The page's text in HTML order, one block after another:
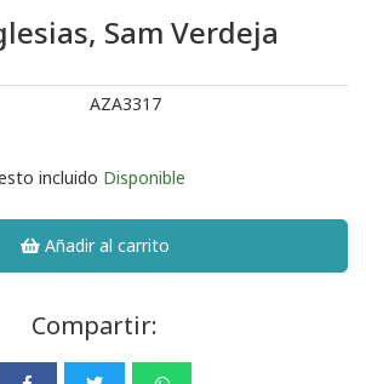
Sam Verdeja
AZA3317
incluido Disponible
Añadir al carrito
Compartir: